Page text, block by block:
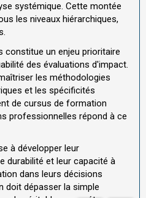
systémique. Cette montée
les niveaux hiérarchiques,
constitue un enjeu prioritaire
des évaluations d'impact.
les méthodologies
et les spécificités
de cursus de formation
professionnelles répond à ce
à développer leur
durabilité et leur capacité à
dans leurs décisions
doit dépasser la simple